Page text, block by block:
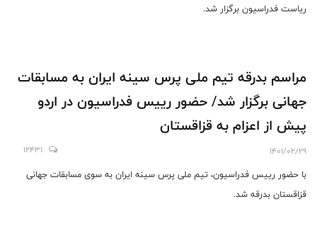
ریاست فدراسیون برگزار شد.
مراسم بدرقه تیم ملی پرس سینه ایران به مسابقات
جهانی برگزار شد/ حضور رییس فدراسیون در اردو
پیش از اعزام به قزاقستان
1401/02/29
12431
با حضور رییس فدراسیون، تیم ملی پرس سینه ایران به سوی مسابقات جهانی
قزاقستان بدرقه شد.